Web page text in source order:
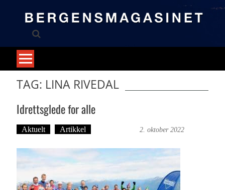
TAG: LINA RIVEDAL
Idrettsglede for alle
Aktuelt Artikkel 2. oktober 2022